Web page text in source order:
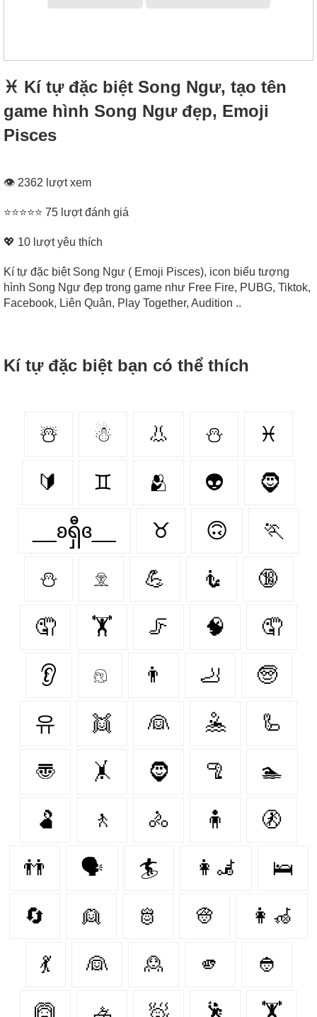
♓ Kí tự đặc biệt Song Ngư, tạo tên
game hình Song Ngư đẹp, Emoji
Pisces
👁 2362 lượt xem
⭐⭐⭐⭐⭐ 75 lượt đánh giá
💖 10 lượt yêu thích
Kí tự đặc biệt Song Ngư ( Emoji Pisces), icon biểu tượng
hình Song Ngư đẹp trong game như Free Fire, PUBG, Tiktok,
Facebook, Liên Quân, Play Together, Audition ..
Kí tự đặc biệt bạn có thể thích
☃️ ☃ 👃 ⛄️ ♓
🔰 ♊ 🫂 👽 🧔
__ʚရှီɞ__ ♉ 🙃 🏃
⛄ 𓁷 💪 🧜 🔞
🤦‍ 🏋️‍ 🦵 🧠 🤦
👂 𓁶 👨 🦶 🧓
유 👯 👰 🤽 🦾
〠 🤸 🧔‍ 🦿 🏊
🫃 🚶 🚴 🧍 🚷
👬 🗣️ 🏄 👩‍🦼‍ 🛌
🔄 👱 🫅 👳 👩‍🦽‍
💃 👰‍ 🙎‍ 🫵 👲